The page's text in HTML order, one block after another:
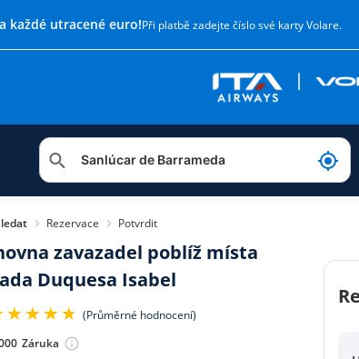
každé utracené euro!Při platbě zadejte číslo své karty Volare.
Rezervace Potvrdit
zavazadel poblíž místa
Duquesa Isabel
(Průměrné hodnocení)
Záruka